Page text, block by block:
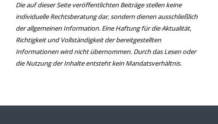
Die auf dieser Seite veröffentlichten Beiträge stellen keine
individuelle Rechtsberatung dar, sondern dienen ausschließlich
der allgemeinen Information. Eine Haftung für die Aktualität,
Richtigkeit und Vollständigkeit der bereitgestellten
Informationen wird nicht übernommen. Durch das Lesen oder
die Nutzung der Inhalte entsteht kein Mandatsverhältnis.